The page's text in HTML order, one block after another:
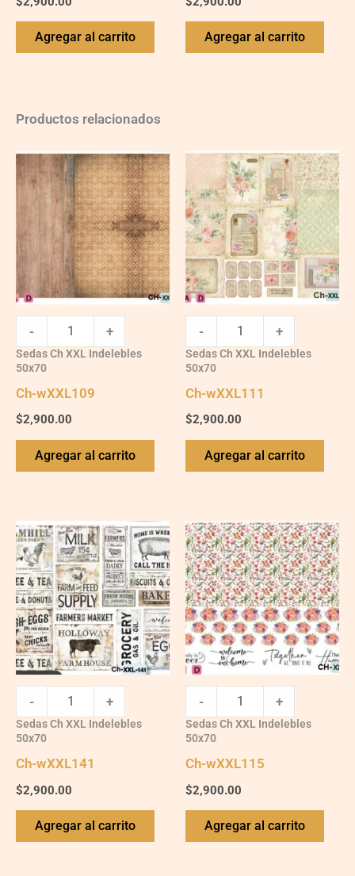
Agregar al carrito Agregar al carrito
Productos relacionados
Ch-
wXXL109
quantity
- +
Sedas Ch XXL Indelebles
50x70
Ch-wXXL109
$2,900.00
Agregar al carrito
Ch-
wXXL111
quantity
- +
Sedas Ch XXL Indelebles
50x70
Ch-wXXL111
$2,900.00
Agregar al carrito
Ch-
wXXL141
quantity
- +
Sedas Ch XXL Indelebles
50x70
Ch-wXXL141
$2,900.00
Agregar al carrito
Ch-
wXXL115
quantity
- +
Sedas Ch XXL Indelebles
50x70
Ch-wXXL115
$2,900.00
Agregar al carrito